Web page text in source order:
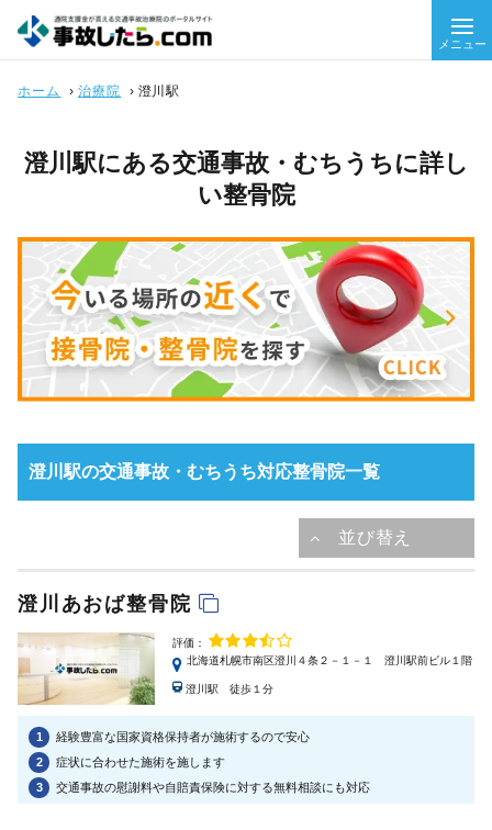
メニュー
ホーム › 治療院 › 澄川駅
澄川駅にある交通事故・むちうちに詳し
い整骨院
澄川駅の交通事故・むちうち対応整骨院一覧
澄川あおば整骨院
評価：
北海道札幌市南区澄川４条２－１－１ 澄川駅前ビル１階
澄川駅 徒歩１分
1
経験豊富な国家資格保持者が施術するので安心
2
症状に合わせた施術を施します
3
交通事故の慰謝料や自賠責保険に対する無料相談にも対応